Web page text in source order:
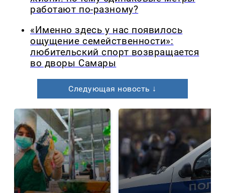
работают по-разному?
«Именно здесь у нас появилось
ощущение семейственности»:
любительский спорт возвращается
во дворы Самары
Следующая новость ↓